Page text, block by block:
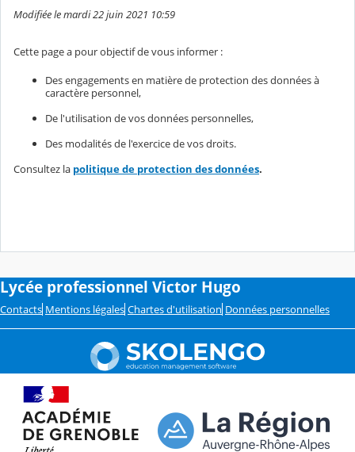
Modifiée le mardi 22 juin 2021 10:59
Cette page a pour objectif de vous informer :
Des engagements en matière de protection des données à
caractère personnel,
De l'utilisation de vos données personnelles,
Des modalités de l'exercice de vos droits.
Consultez la politique de protection des données.
Lycée professionnel Victor Hugo
Contacts Mentions légales Chartes d'utilisation Données personnelles